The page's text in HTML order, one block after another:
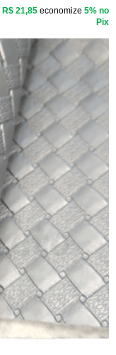
R$ 21,85 economize 5% no
Pix